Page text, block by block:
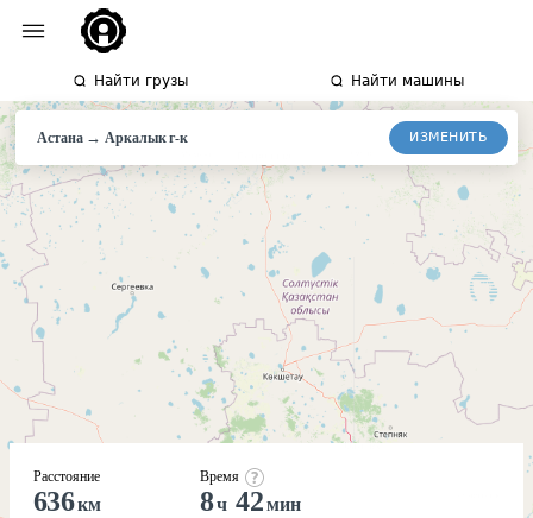
Найти грузы Найти машины
Астана→Аркалыкг-к ИЗМЕНИТЬ
Расстояние
636км
Время
8ч 42мин